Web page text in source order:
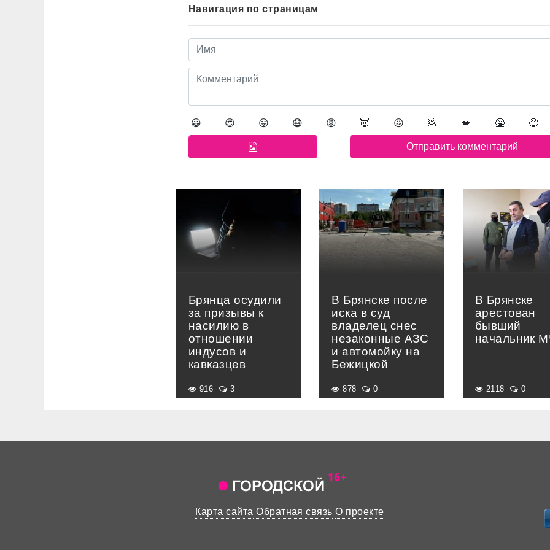
Навигация по страницам
😀 😍 😛 😷 😡 👿 😖 💩 💋 🤮 🤑
Брянца осудили
за призывы к
насилию в
отношении
индусов и
кавказцев
916 3
В Брянске после
иска в суд
владелец снес
незаконные АЗС
и автомойку на
Бежицкой
878 0
В Брянске
арестован
бывший
начальник
2118 0
Карта сайта Обратная связь О проекте